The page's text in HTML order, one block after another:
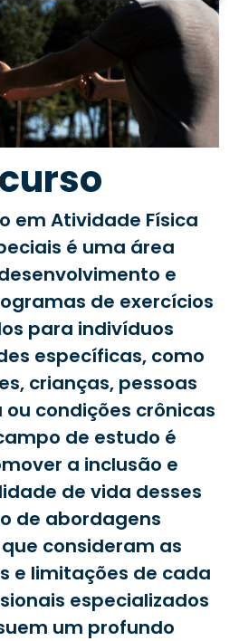
em Atividade Física
é uma área
e
de exercícios
para indivíduos
específicas, como
crianças, pessoas
condições crônicas
de estudo é
a inclusão e
de vida desses
de abordagens
consideram as
e limitações de cada
especializados
um profundo